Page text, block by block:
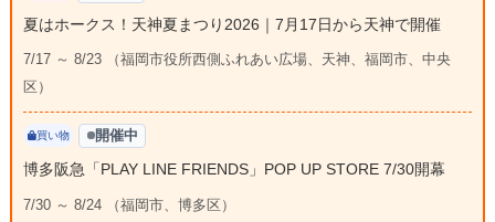
夏はホークス！天神夏まつり2026｜7月17日から天神で開催
7/17 ～ 8/23 （福岡市役所西側ふれあい広場、天神、福岡市、中央
区）
買い物 開催中
博多阪急「PLAY LINE FRIENDS」POP UP STORE 7/30開幕
7/30 ～ 8/24 （福岡市、博多区）